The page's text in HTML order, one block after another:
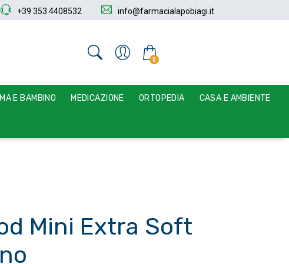
+39 353 4408532 info@farmacialapobiagi.it
0
E BAMBINO MEDICAZIONE ORTOPEDIA CASA E AMBIENTE
Mini Extra Soft